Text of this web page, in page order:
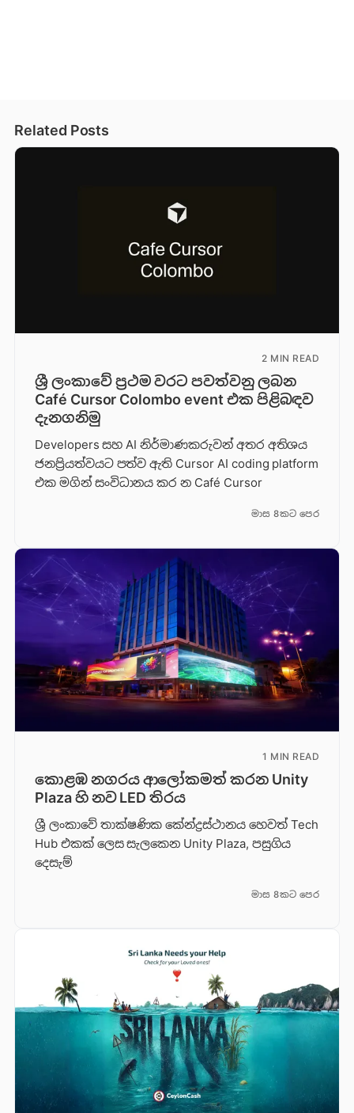
Related Posts
2 MIN READ
ශ්‍රී ලංකාවේ ප්‍රථම වරට පවත්වනු ලබන
Café Cursor Colombo event එක පිළිබඳව
දැනගනිමු
Developers සහ AI නිර්මාණකරුවන් අතර අතිශය
ජනප්‍රියත්වයට පත්ව ඇති Cursor AI coding platform
එක මගින් සංවිධානය කර න Café Cursor
මාස 8කට පෙර
1 MIN READ
කොළඹ නගරය ආලෝකමත් කරන Unity
Plaza හි නව LED තිරය
ශ්‍රී ලංකාවේ තාක්ෂණික කේන්ද්‍රස්ථානය හෙවත් Tech
Hub එකක් ලෙස සැලකෙන Unity Plaza, පසුගිය
දෙසැම්
මාස 8කට පෙර